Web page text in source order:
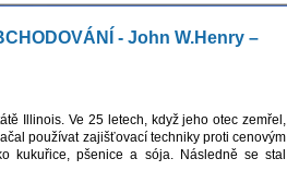
- John W.Henry –
Illinois. Ve 25 letech, když jeho otec zemřel,
používat zajišťovací techniky proti cenovým
kukuřice, pšenice a sója. Následně se stal